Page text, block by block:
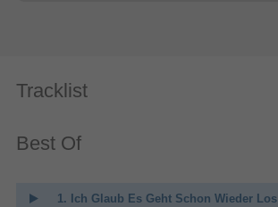
Tracklist
Best Of
1. Ich Glaub Es Geht Schon Wieder Los